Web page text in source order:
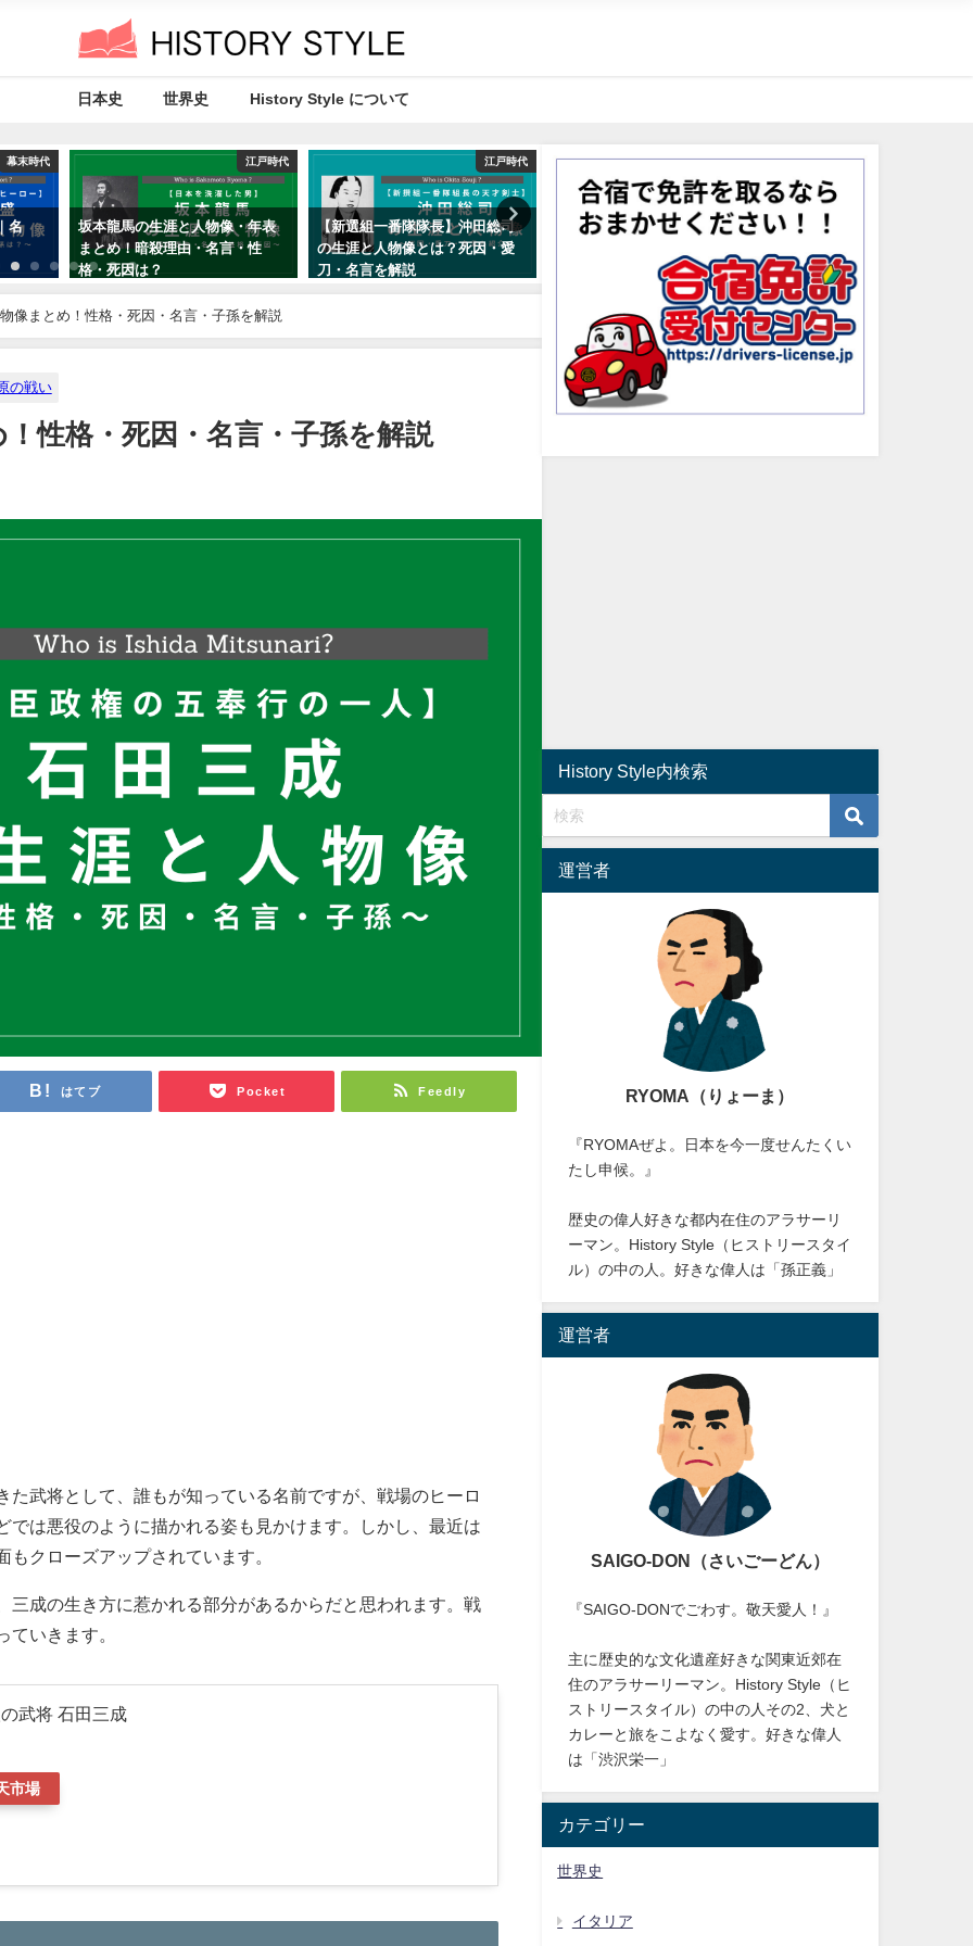
日本史 世界史 History Style について
幕末時代
名
江戸時代
坂本龍馬の生涯と人物像・年表
まとめ！暗殺理由・名言・性
格・死因は？
江戸時代
【新選組一番隊隊長】沖田総司
の生涯と人物像とは？死因・愛
刀・名言を解説
明治・大正・昭和時代
二・二六事件とはどんな事件？
佐々木小次郎の生涯と人物
2019年8月16日
像まとめ！性格・死因・名言・子孫を解説
の戦い
性格・死因・名言・子孫を解説
はてブ Pocket Feedly
武将として、誰もが知っている名前ですが、戦場のヒーロ
では悪役のように描かれる姿も見かけます。しかし、最近は
クローズアップされています。
三成の生き方に惹かれる部分があるからだと思われます。戦
ていきます。
武将 石田三成
市場
History Style内検索
運営者
RYOMA（りょーま）
『RYOMAぜよ。日本を今一度せんたくい
たし申候。』
歴史の偉人好きな都内在住のアラサーリ
ーマン。History Style（ヒストリースタイ
ル）の中の人。好きな偉人は「孫正義」
運営者
SAIGO-DON（さいごーどん）
『SAIGO-DONでごわす。敬天愛人！』
主に歴史的な文化遺産好きな関東近郊在
住のアラサーリーマン。History Style（ヒ
ストリースタイル）の中の人その2、犬と
カレーと旅をこよなく愛す。好きな偉人
は「渋沢栄一」
カテゴリー
世界史
イタリア